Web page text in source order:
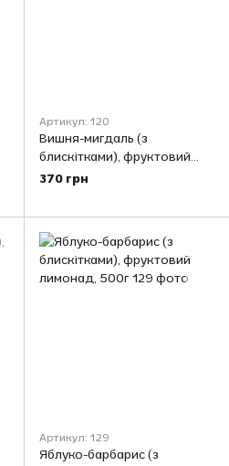
Артикул: 120
Вишня-мигдаль (з
блискітками), фруктовий
лимонад, 500г
370 грн
Артикул: 129
Яблуко-барбарис (з